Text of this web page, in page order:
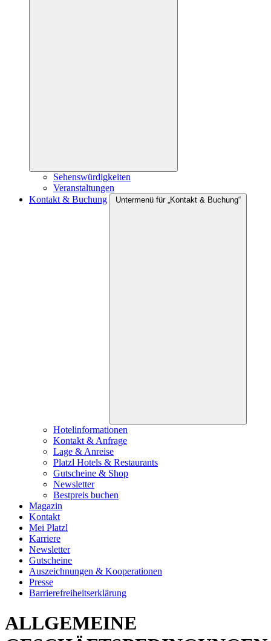
Sehenswürdigkeiten
Veranstaltungen
Kontakt & Buchung
Untermenü für „Kontakt & Buchung“
Hotelinformationen
Kontakt & Anfrage
Lage & Anreise
Platzl Hotels & Restaurants
Gutscheine & Shop
Newsletter
Bestpreis buchen
Magazin
Kontakt
Mei Platzl
Karriere
Newsletter
Gutscheine
Auszeichnungen & Kooperationen
Presse
Barrierefreiheitserklärung
ALLGEMEINE